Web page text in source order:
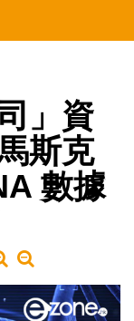
」資
斯克
數據